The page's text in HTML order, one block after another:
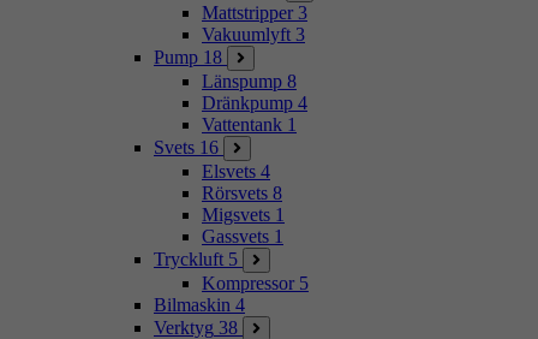
Mattstripper 3
Vakuumlyft 3
Pump 18
Länspump 8
Dränkpump 4
Vattentank 1
Svets 16
Elsvets 4
Rörsvets 8
Migsvets 1
Gassvets 1
Tryckluft 5
Kompressor 5
Bilmaskin 4
Verktyg 38